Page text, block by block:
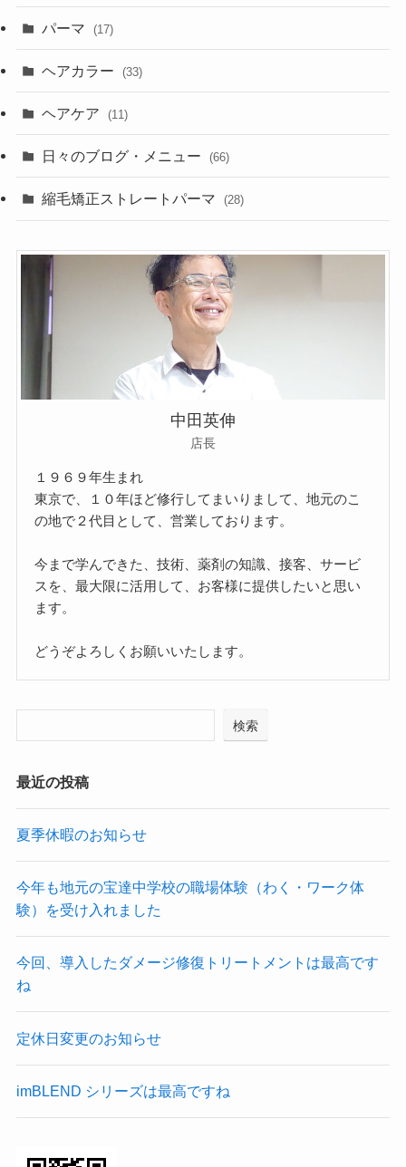
パーマ (17)
ヘアカラー (33)
ヘアケア (11)
日々のブログ・メニュー (66)
縮毛矯正ストレートパーマ (28)
中田英伸
店長
１９６９年生まれ
東京で、１０年ほど修行してまいりまして、地元のこ
の地で２代目として、営業しております。
今まで学んできた、技術、薬剤の知識、接客、サービ
スを、最大限に活用して、お客様に提供したいと思い
ます。
どうぞよろしくお願いいたします。
検索
最近の投稿
夏季休暇のお知らせ
今年も地元の宝達中学校の職場体験（わく・ワーク体
験）を受け入れました
今回、導入したダメージ修復トリートメントは最高です
ね
定休日変更のお知らせ
imBLEND シリーズは最高ですね